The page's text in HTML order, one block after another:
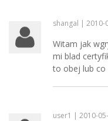
shangal | 2010-
Witam jak
mi blad
to obej lub co
user1 | 2010-